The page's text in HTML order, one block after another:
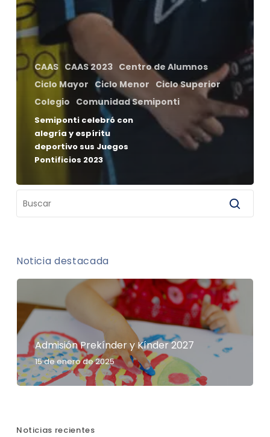
CAAS CAAS 2023 Centro de Alumnos
Ciclo Mayor Ciclo Menor Ciclo Superior
Colegio Comunidad Semiponti
Semiponti celebró con
alegría y espíritu
deportivo sus Juegos
Pontificios 2023
Noticia destacada
Admisión Prekínder y Kínder 2027
15 de enero de 2025
Noticias recientes